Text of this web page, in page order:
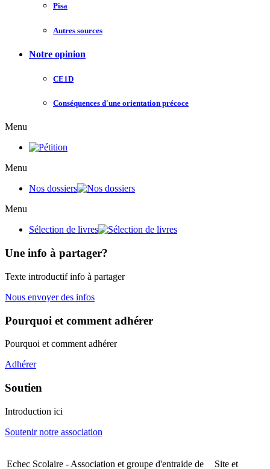
Pisa
Autres sources
Notre opinion
CE1D
Conséquences d'une orientation précoce
Menu
Menu
Nos dossiers
Menu
Sélection de livres
Une info à partager?
Texte introductif info à partager
Nous envoyer des infos
Pourquoi et comment adhérer
Pourquoi et comment adhérer
Adhérer
Soutien
Introduction ici
Soutenir notre association
Echec Scolaire - Association et groupe d'entraide de Site et